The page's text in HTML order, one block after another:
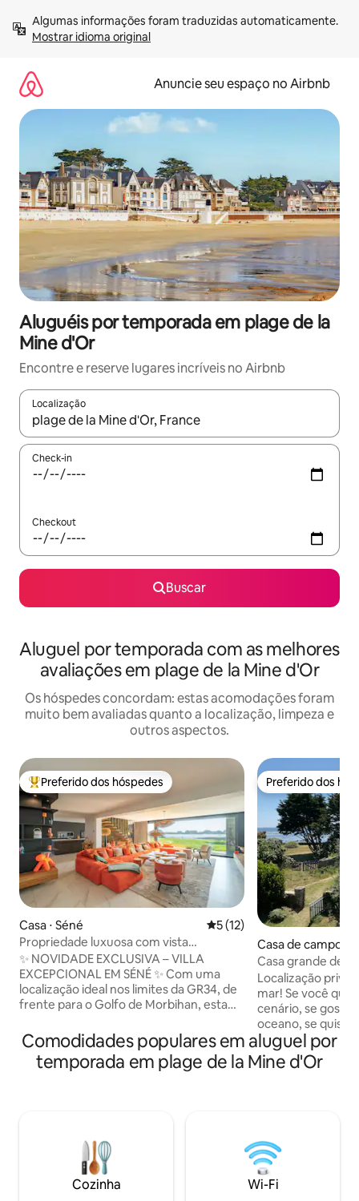
para
Mostrar idioma original
Anuncie seu espaço no Airbnb
Aluguéis por temporada em plage de la
Mine d'Or
Encontre e reserve lugares incríveis no Airbnb
Localização
Quando os resultados estiverem disponíveis, explore-os
Check-in
Checkout
Buscar
Aluguel por temporada com as melhores
avaliações em plage de la Mine d'Or
Os hóspedes concordam: estas acomodações foram
muito bem avaliadas quanto a localização, limpeza e
outros aspectos.
Entre os melhores preferidos dos hóspedes
Preferido dos hóspedes
Casa ⋅ Séné 5 de uma avaliação média
5 (12)
Propriedade luxuosa com vista
excepcional para o mar
✨ NOVIDADE EXCLUSIVA – VILLA
EXCEPCIONAL EM SÉNÉ ✨ Com uma
localização ideal nos limites da GR34, de
frente para o Golfo de Morbihan, esta
ambiente único para uma estadia
inesquecível. Desfrute de uma vista
panorâmica para o mar, uma grande sala
independente acomodam
confortavelmente famílias ou amigos.
Um lugar raro onde o luxo, a natureza e
a serenidade se encontram.
Preferido dos
Preferido dos
Casa de campo ⋅
Casa grande de
camas
Localização
mar! Se você quiser uma mudança de
cenário, se gosta
oceano, se quiser
ou amigos, esta
às suas
Penerf, com vista
Cães não são
roupa de cama
mediante
Comodidades populares em aluguel por
temporada em plage de la Mine d'Or
Cozinha Wi-Fi